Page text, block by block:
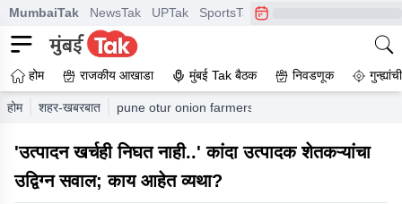
MumbaiTak NewsTak UPTak SportsTak CrimeTak
होम राजकीय आखाडा मुंबई Tak बैठक निवडणूक
होम शहर-खबरबात pune otur onion farmers in maharashtra are
'उत्पादन खर्चही निघत नाही..' कांदा उत्पादक शेतकऱ्यांचा
उद्विग्न सवाल; काय आहेत व्यथा?